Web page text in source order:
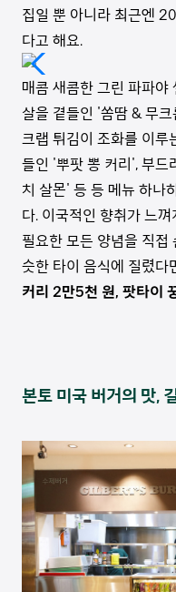
집일 뿐 아니라 최근엔
다고 해요.
매콤 새콤한 그린 파파야
살을 곁들인 '쏨땀 & 무
크랩 튀김이 조화를 이루
들인 '뿌팟 뽕 커리', 부드
치 살몬' 등 등 메뉴 하나
다. 이국적인 향취가 느
필요한 모든 양념을 직접
슷한 타이 음식에 질렸다
커리 2만5천 원, 팟타이
본토 미국 버거의 맛,